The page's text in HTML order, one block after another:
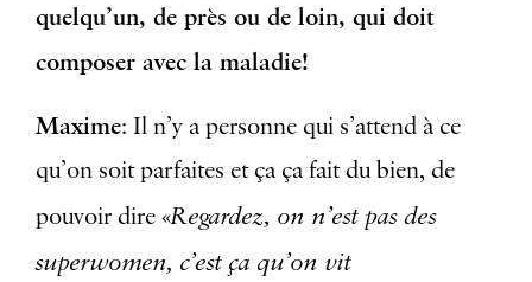
quelqu’un, de près ou de loin, qui doit
composer avec la maladie!
Maxime: Il n’y a personne qui s’attend à ce
qu’on soit parfaites et ça ça fait du bien, de
pouvoir dire «Regardez, on n’est pas des
superwomen, c’est ça qu’on vit